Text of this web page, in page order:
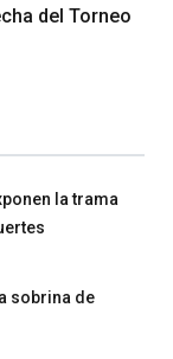
del Torneo
la trama
sobrina de